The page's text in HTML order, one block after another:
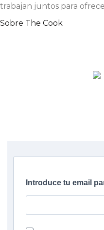
trabajan juntos para
Sobre The Cook
Introduce tu email